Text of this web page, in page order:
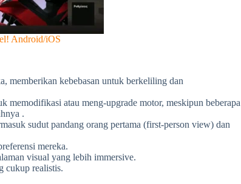
Android/iOS
memberikan kebebasan untuk berkeliling dan
atau meng-upgrade motor, meskipun beberapa
.
sudut pandang orang pertama (first-person view) dan
mereka.
visual yang lebih immersive.
cukup realistis.